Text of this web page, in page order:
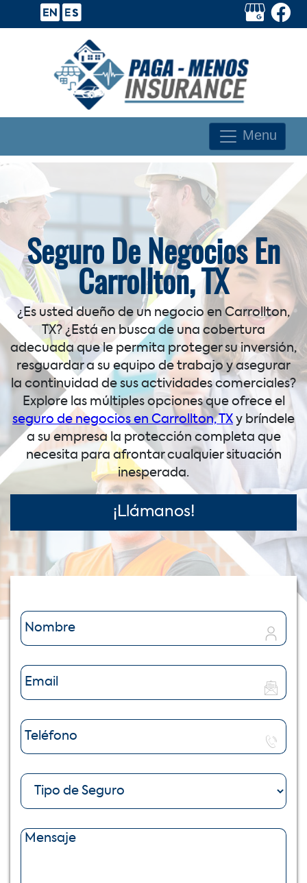
Menu
Seguro De Negocios En
Carrollton, TX
¿Es usted dueño de un negocio en Carrollton,
TX? ¿Está en busca de una cobertura
adecuada que le permita proteger su inversión,
resguardar a su equipo de trabajo y asegurar
la continuidad de sus actividades comerciales?
Explore las múltiples opciones que ofrece el
seguro de negocios en Carrollton, TX y bríndele
a su empresa la protección completa que
necesita para afrontar cualquier situación
inesperada.
¡Llámanos!